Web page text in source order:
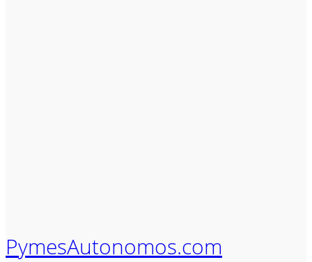
PymesAutonomos.com